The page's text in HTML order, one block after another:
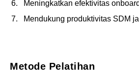
Meningkatkan efektivitas
Mendukung produktivitas SDM
Metode Pelatihan